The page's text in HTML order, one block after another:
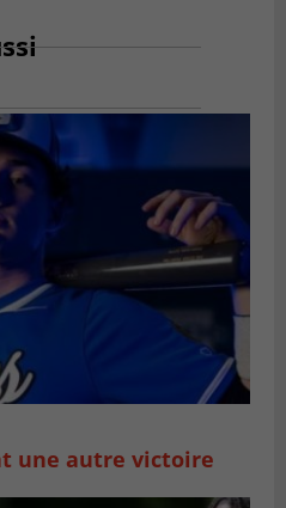
une autre victoire